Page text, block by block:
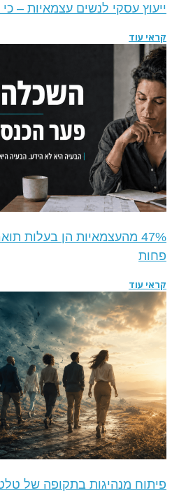
ייעוץ עסקי לנשים עצמאיות – כי ה-47% לא קרו
קראי עוד
פחות
קראי עוד
פיתוח מנהיגות בתקופה של